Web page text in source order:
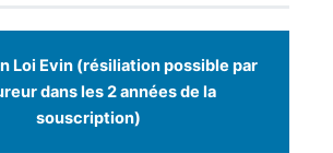
Loi Evin (résiliation possible par
dans les 2 années de la
souscription)